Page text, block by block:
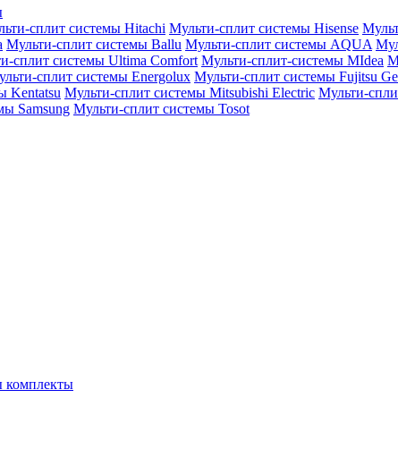
сплит системы Hitachi Мульти-сплит системы Hisense
Мульти-сплит системы Ballu Мульти-сплит системы AQUA
сплит системы Ultima Comfort Мульти-сплит-системы MIdea
сплит системы Energolux Мульти-сплит системы Fujitsu
Kentatsu Мульти-сплит системы Mitsubishi Electric Мульти-
Samsung Мульти-сплит системы Tosot
комплекты